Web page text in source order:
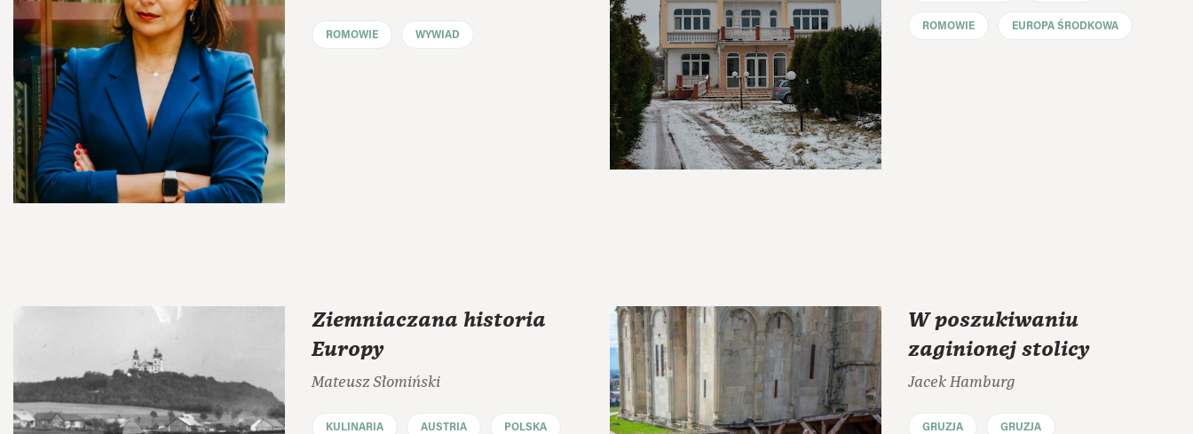
ROMOWIE WYWIAD
ROMOWIE EUROPA ŚRODKOWA
Ziemniaczana historia
Europy
Mateusz Słomiński
KULINARIA AUSTRIA POLSKA
W poszukiwaniu
zaginionej stolicy
Jacek Hamburg
GRUZJA GRUZJA